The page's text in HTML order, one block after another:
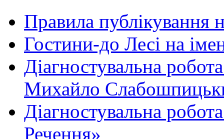
Правила публікування
Гостини-до Лесі на
Діагностувальна
Михайло
Діагностувальна
Речення»